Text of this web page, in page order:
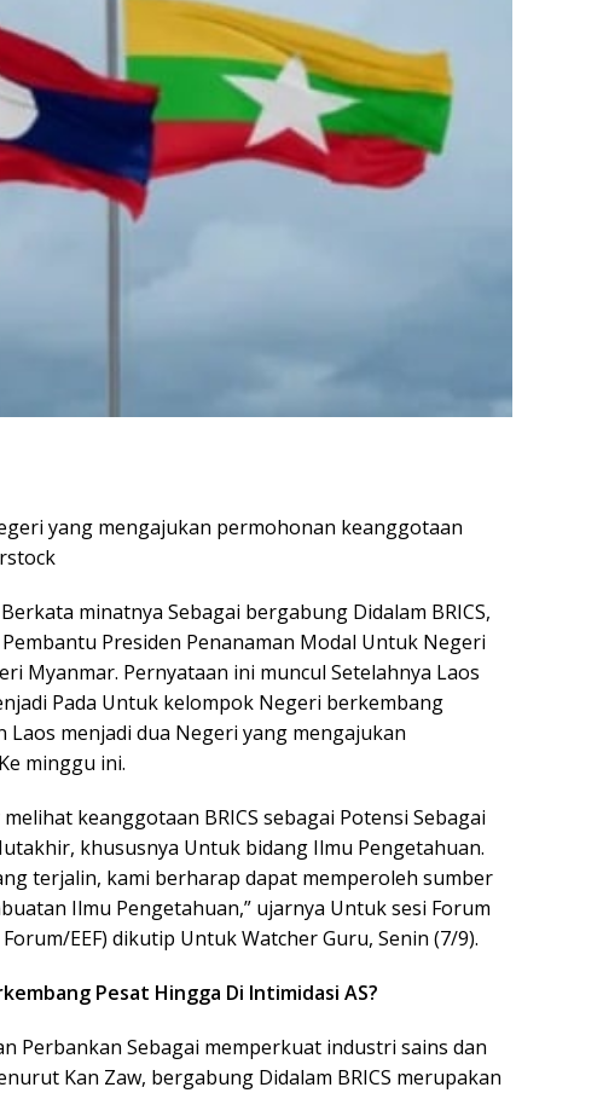
yang mengajukan permohonan keanggotaan
minatnya Sebagai bergabung Didalam BRICS,
Presiden Penanaman Modal Untuk Negeri
Myanmar. Pernyataan ini muncul Setelahnya Laos
Pada Untuk kelompok Negeri berkembang
menjadi dua Negeri yang mengajukan
minggu ini.
keanggotaan BRICS sebagai Potensi Sebagai
khususnya Untuk bidang Ilmu Pengetahuan.
terjalin, kami berharap dapat memperoleh sumber
Ilmu Pengetahuan,” ujarnya Untuk sesi Forum
EEF) dikutip Untuk Watcher Guru, Senin (7/9).
Pesat Hingga Di Intimidasi AS?
Perbankan Sebagai memperkuat industri sains dan
Kan Zaw, bergabung Didalam BRICS merupakan